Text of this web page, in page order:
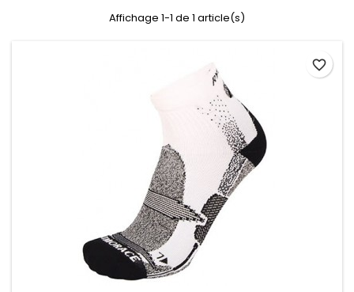
Affichage 1-1 de 1 article(s)
favorite_border